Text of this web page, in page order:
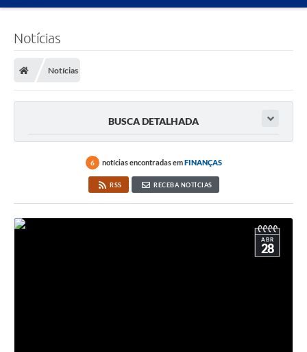
Secretarias
Editais
Transparência Pública
Notícias
Notícias
BUSCA DETALHADA
6 notícias encontradas emFINANÇAS
RSS RECEBA NOTÍCIAS
ABR
28